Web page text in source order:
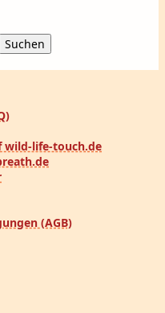
wild-life-touch.de
(AGB)